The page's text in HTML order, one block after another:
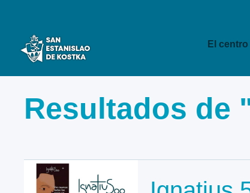
El centro
Resultados de